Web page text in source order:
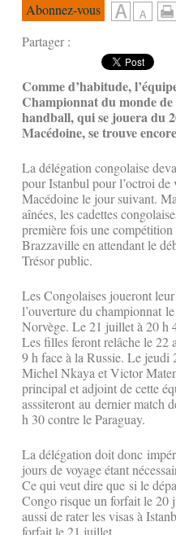
Abonnez-vous
Partager :
Comme d’habitude,
Championnat du monde de
handball, qui se jouera du
Macédoine, se trouve
La délégation congolaise
pour Istanbul pour l’octroi de
Macédoine le jour suivant.
aînées, les cadettes
première fois une
Brazzaville en attendant le
Trésor public.
Les Congolaises joueront
l’ouverture du championnat
Norvège. Le 21 juillet à 20 h
Les filles feront relâche le 22
9 h face à la Russie. Le
Michel Nkaya et Victor
principal et adjoint de cette
asssiteront au dernier match
h 30 contre le Paraguay.
La délégation doit donc
jours de voyage étant
Ce qui veut dire que si le
Congo risque un forfait le 20
aussi de rater les visas à
forfait le 21 juillet.